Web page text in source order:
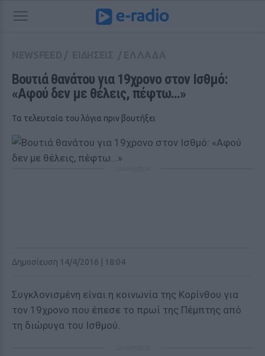
Βουτιά θανάτου για 19χρονο στον Ισθμό:
«Αφού δεν με θέλεις, πέφτω...»
Τα τελευταία του λόγια πριν βουτήξει
Δημοσίευση 14/4/2016 | 18:04
Συγκλονισμένη είναι η κοινωνία της Κορίνθου για
τον 19χρονο που έπεσε το πρωί της Πέμπτης από
τη διώρυγα του Ισθμού.